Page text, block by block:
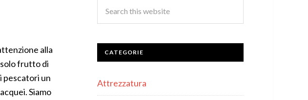
alla
frutto di
pescatori un
Siamo
CATEGORIE
Attrezzatura